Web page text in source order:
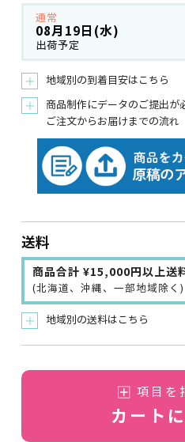
通常
08月19日(水)
出荷予定
＋ 地域別の到着目安はこちら
＋
商品制作にデータのご提出が
ご注文からお届けまでの流れ
送料
商品合計 ¥15,000円以上送
(北海道、沖縄、一部地域除く)
＋ 地域別の送料はこちら
項目を
カート